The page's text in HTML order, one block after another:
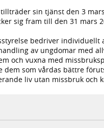
sin tjänst den 3
sig fram till den 31 mars
bedriver individuellt
av ungdomar med
och vuxna med
dem som vårdas bättre
liv utan missbruk och